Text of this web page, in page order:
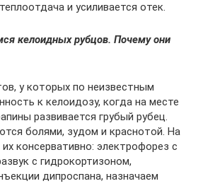
и усиливается отек.
келоидных рубцов. Почему они
у которых по неизвестным
к келоидозу, когда на месте
развивается грубый рубец.
болями, зудом и краснотой. На
консервативно: электрофорез с
с гидрокортизоном,
дипроспана, назначаем